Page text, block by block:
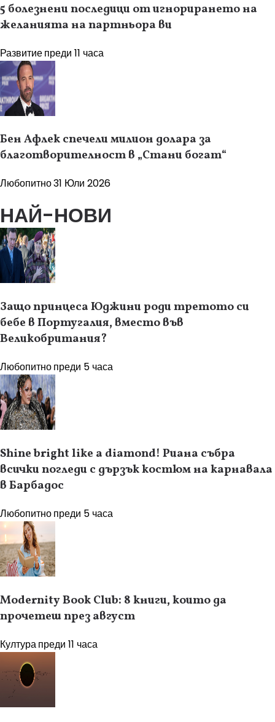
5 болезнени последици от игнорирането на
желанията на партньора ви
Развитиепреди 11 часа
Бен Афлек спечели милион долара за
благотворителност в „Стани богат“
Любопитно31 Юли 2026
НАЙ-НОВИ
Защо принцеса Юджини роди третото си
бебе в Португалия, вместо във
Великобритания?
Любопитнопреди 5 часа
Shine bright like a diamond! Риана събра
всички погледи с дързък костюм на карнавала
в Барбадос
Любопитнопреди 5 часа
Modernity Book Club: 8 книги, които да
прочетеш през август
Културапреди 11 часа